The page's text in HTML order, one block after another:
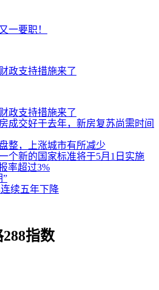
一要职！
政支持措施来了
政支持措施来了
成交好于去年，新房复苏尚需时间
整，上涨城市有所减少
个新的国家标准将于5月1日实施
率超过3%
”
续五年下降
指数